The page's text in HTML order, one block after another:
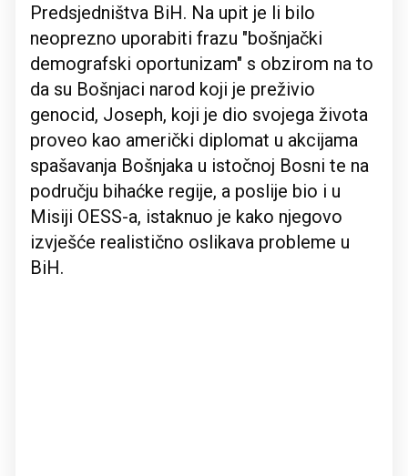
Predsjedništva BiH. Na upit je li bilo
neoprezno uporabiti frazu "bošnjački
demografski oportunizam" s obzirom na to
da su Bošnjaci narod koji je preživio
genocid, Joseph, koji je dio svojega života
proveo kao američki diplomat u akcijama
spašavanja Bošnjaka u istočnoj Bosni te na
području bihaćke regije, a poslije bio i u
Misiji OESS-a, istaknuo je kako njegovo
izvješće realistično oslikava probleme u
BiH.